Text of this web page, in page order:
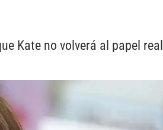
Kate no volverá al papel real